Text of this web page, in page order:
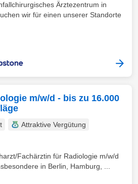
Ärztezentrum in
wir für einen unserer Standorte
m/w/d - bis zu 16.000
Attraktive Vergütung
Fachärztin für Radiologie m/w/d
in Berlin, Hamburg, ...